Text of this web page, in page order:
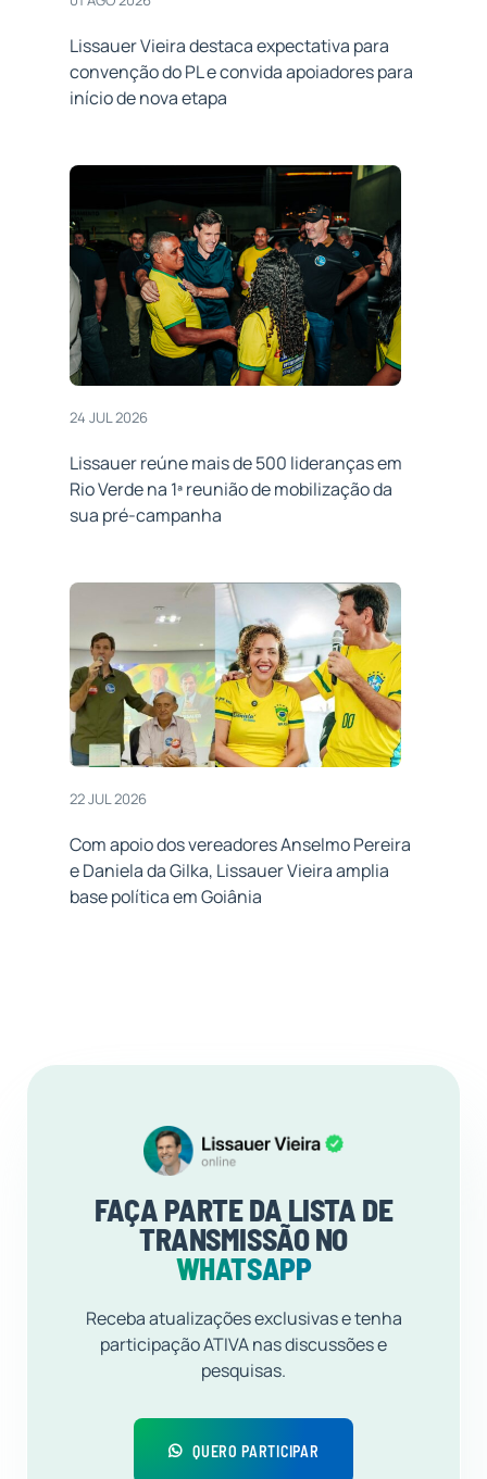
Lissauer Vieira destaca expectativa para
convenção do PL e convida apoiadores para
início de nova etapa
24 JUL 2026
Lissauer reúne mais de 500 lideranças em
Rio Verde na 1ª reunião de mobilização da
sua pré-campanha
22 JUL 2026
Com apoio dos vereadores Anselmo Pereira
e Daniela da Gilka, Lissauer Vieira amplia
base política em Goiânia
FAÇA PARTE DA LISTA DE
TRANSMISSÃO NO
WHATSAPP
Receba atualizações exclusivas e tenha
participação ATIVA nas discussões e
pesquisas.
QUERO PARTICIPAR